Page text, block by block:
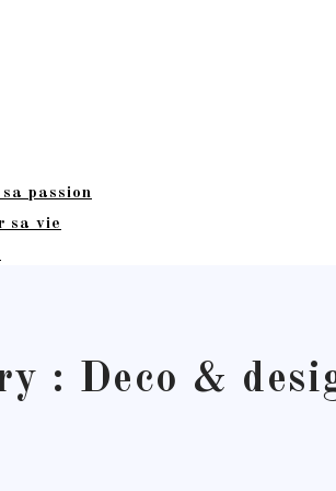
passion
sa vie
: Deco &